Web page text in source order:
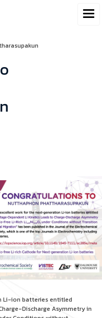
Li-ion batteries entitled
Discharge Asymmetry in